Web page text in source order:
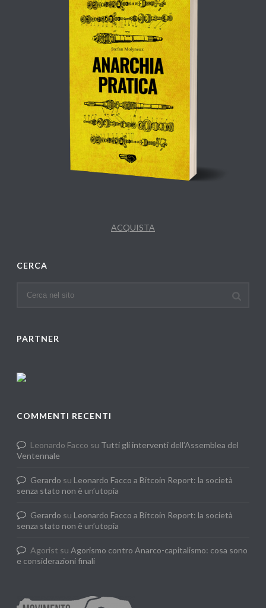
ACQUISTA
CERCA
PARTNER
COMMENTI RECENTI
Leonardo Facco su Tutti gli interventi dell’Assemblea del
Ventennale
Gerardo su Leonardo Facco a Bitcoin Report: la società
senza stato non è un’utopia
Gerardo su Leonardo Facco a Bitcoin Report: la società
senza stato non è un’utopia
Agorist suAgorismo contro Anarco-capitalismo: cosa sono
e considerazioni finali